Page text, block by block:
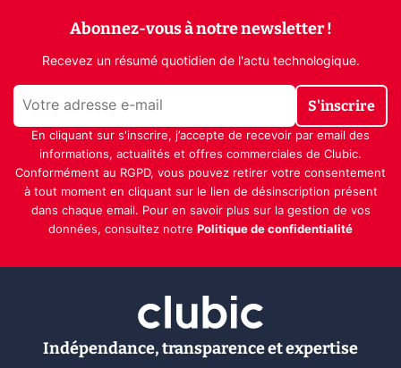
Abonnez-vous à notre newsletter !
Recevez un résumé quotidien de l'actu technologique.
S'inscrire
En cliquant sur s'inscrire, j’accepte de recevoir par email des
informations, actualités et offres commerciales de Clubic.
Conformément au RGPD, vous pouvez retirer votre consentement
à tout moment en cliquant sur le lien de désinscription présent
dans chaque email. Pour en savoir plus sur la gestion de vos
données, consultez notre Politique de confidentialité
Indépendance, transparence et expertise